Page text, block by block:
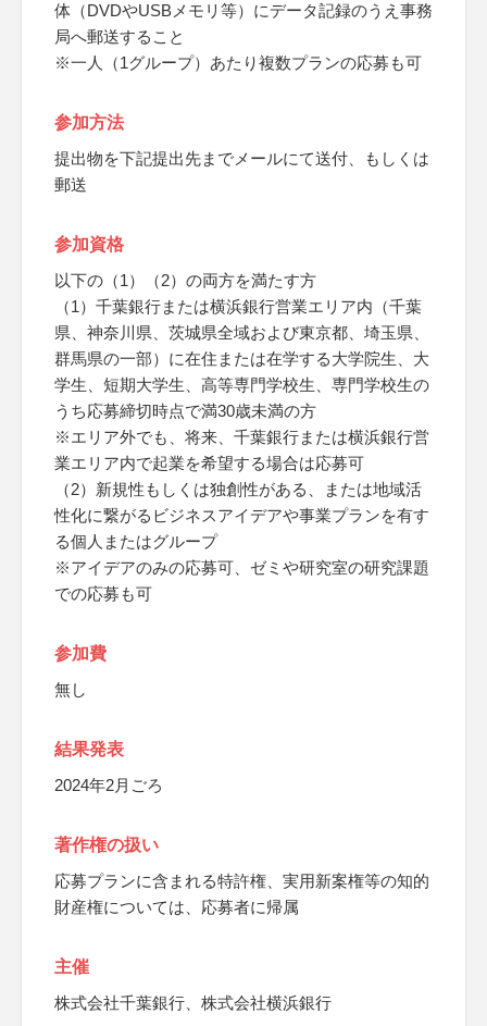
体（DVDやUSBメモリ等）にデータ記録のうえ事務
局へ郵送すること
※一人（1グループ）あたり複数プランの応募も可
参加方法
提出物を下記提出先までメールにて送付、もしくは
郵送
参加資格
以下の（1）（2）の両方を満たす方
（1）千葉銀行または横浜銀行営業エリア内（千葉
県、神奈川県、茨城県全域および東京都、埼玉県、
群馬県の一部）に在住または在学する大学院生、大
学生、短期大学生、高等専門学校生、専門学校生の
うち応募締切時点で満30歳未満の方
※エリア外でも、将来、千葉銀行または横浜銀行営
業エリア内で起業を希望する場合は応募可
（2）新規性もしくは独創性がある、または地域活
性化に繋がるビジネスアイデアや事業プランを有す
る個人またはグループ
※アイデアのみの応募可、ゼミや研究室の研究課題
での応募も可
参加費
無し
結果発表
2024年2月ごろ
著作権の扱い
応募プランに含まれる特許権、実用新案権等の知的
財産権については、応募者に帰属
主催
株式会社千葉銀行、株式会社横浜銀行